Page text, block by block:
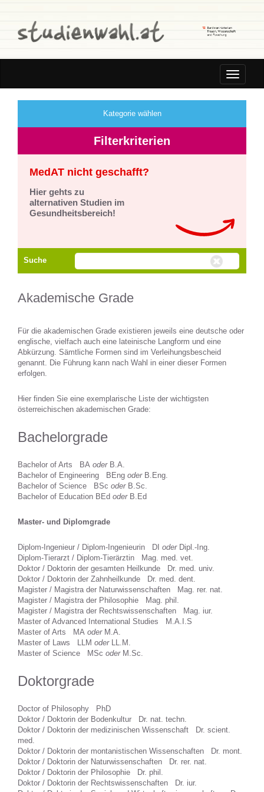
Toggle
Kategorie wählen
Filterkriterien
MedAT nicht geschafft?
Hier gehts zu
alternativen Studien im
Gesundheitsbereich!
Suche
Akademische Grade
Für die akademischen Grade existieren jeweils eine deutsche oder
englische, vielfach auch eine lateinische Langform und eine
Abkürzung. Sämtliche Formen sind im Verleihungsbescheid
genannt. Die Führung kann nach Wahl in einer dieser Formen
erfolgen.
Hier finden Sie eine exemplarische Liste der wichtigsten
österreichischen akademischen Grade:
Bachelorgrade
Bachelor of Arts BA oder B.A.
Bachelor of Engineering BEng oder B.Eng.
Bachelor of Science BSc oder B.Sc.
Bachelor of Education BEd oderB.Ed
Master- und Diplomgrade
Diplom-Ingenieur / Diplom-Ingenieurin DI oder Dipl.-Ing.
Diplom-Tierarzt / Diplom-Tierärztin Mag. med. vet.
Doktor / Doktorin der gesamten Heilkunde Dr. med. univ.
Doktor / Doktorin der Zahnheilkunde Dr. med. dent.
Magister / Magistra der Naturwissenschaften Mag. rer. nat.
Magister / Magistra der Philosophie Mag. phil.
Magister / Magistra der Rechtswissenschaften Mag. iur.
Master of Advanced International Studies M.A.I.S
Master of Arts MA oder M.A.
Master of Laws LLM oder LL.M.
Master of Science MSc oder M.Sc.
Doktorgrade
Doctor of Philosophy PhD
Doktor / Doktorin der Bodenkultur Dr. nat. techn.
Doktor / Doktorin der medizinischen Wissenschaft Dr. scient.
med.
Doktor / Doktorin der montanistischen Wissenschaften Dr. mont.
Doktor / Doktorin der Naturwissenschaften Dr. rer. nat.
Doktor / Doktorin der Philosophie Dr. phil.
Doktor / Doktorin der Rechtswissenschaften Dr. iur.